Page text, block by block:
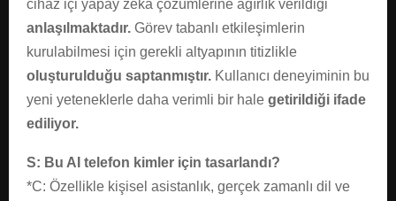
cihaz içi yapay zeka çözümlerine ağırlık verildiği
anlaşılmaktadır. Görev tabanlı etkileşimlerin
kurulabilmesi için gerekli altyapının titizlikle
oluşturulduğu saptanmıştır. Kullanıcı deneyiminin bu
yeni yeteneklerle daha verimli bir hale getirildiği ifade
ediliyor.
S: Bu AI telefon kimler için tasarlandı?
*C: Özellikle kişisel asistanlık, gerçek zamanlı dil ve